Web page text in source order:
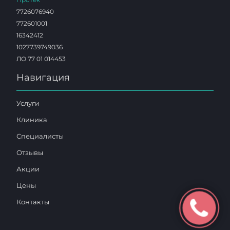
7726076940
772601001
16342412
1027739749036
ЛО 77 01 014453
Навигация
Услуги
Клиника
Специалисты
Отзывы
Акции
Цены
Контакты